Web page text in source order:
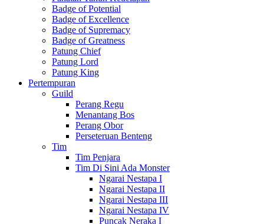
Badge of Potential
Badge of Excellence
Badge of Supremacy
Badge of Greatness
Patung Chief
Patung Lord
Patung King
Pertempuran
Guild
Perang Regu
Menantang Bos
Perang Obor
Perseteruan Benteng
Tim
Tim Penjara
Tim Di Sini Ada Monster
Ngarai Nestapa I
Ngarai Nestapa II
Ngarai Nestapa III
Ngarai Nestapa IV
Puncak Neraka I